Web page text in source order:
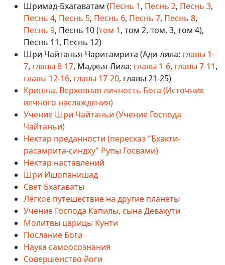
Шримад-Бхагаватам (Песнь 1, Песнь 2, Песнь 3,
Песнь 4, Песнь 5, Песнь 6, Песнь 7, Песнь 8,
Песнь 9, Песнь 10 (том 1, том 2, том, 3, том 4),
Песнь 11, Песнь 12)
Шри Чайтанья-Чаритамрита (Ади-лила: главы 1-
7, главы 8-17, Мадхья-Лила: главы 1-6, главы 7-11,
главы 12-16, главы 17-20, главы 21-25)
Кришна. Верховная личность Бога (Источник
вечного наслаждения)
Учение Шри Чайтаньи (Учение Господа
Чайтаньи)
Нектар преданности (пересказ "Бхакти-
расамрита-синдху" Рупы Госвами)
Нектар наставлений
Шри Ишопанишад
Свет Бхагаваты
Лёгкое путешествие на другие планеты
Учение Господа Капилы, сына Девахути
Молитвы царицы Кунти
Послание Бога
Наука самоосознания
Совершенство йоги